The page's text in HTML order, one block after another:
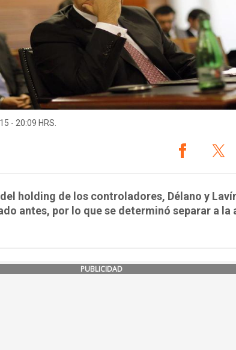
- 20:09 HRS.
holding de los controladores, Délano y
antes, por lo que se determinó separar a la
PUBLICIDAD